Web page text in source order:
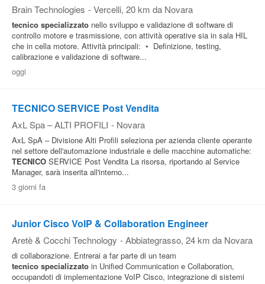
Brain Technologies - Vercelli, 20 km da Novara
tecnico specializzato nello sviluppo e validazione di software di
controllo motore e trasmissione, con attività operative sia in sala HIL
che in cella motore. Attività principali: • Definizione, testing,
calibrazione e validazione di software...
oggi
TECNICO SERVICE Post Vendita
AxL Spa – ALTI PROFILI - Novara
AxL SpA – Divisione Alti Profili seleziona per azienda cliente operante
nel settore dell'automazione industriale e delle macchine automatiche:
TECNICO SERVICE Post Vendita La risorsa, riportando al Service
Manager, sarà inserita all'interno...
3 giorni fa
Junior Cisco VoIP & Collaboration Engineer
Aretè & Cocchi Technology - Abbiategrasso, 24 km da Novara
di collaborazione. Entrerai a far parte di un team
tecnico specializzato in Unified Communication e Collaboration,
occupandoti di implementazione VoIP Cisco, integrazione di sistemi